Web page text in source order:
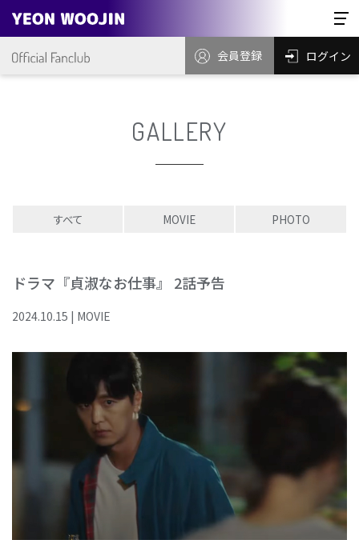
会員登録 ログイン
GALLERY
すべて MOVIE PHOTO
ドラマ『貞淑なお仕事』 2話予告
2024.10.15 | MOVIE